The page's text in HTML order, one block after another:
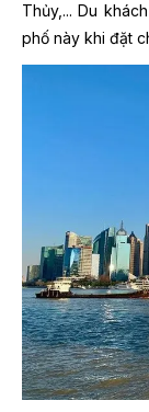
Thủy,... Du
phố này khi đặt